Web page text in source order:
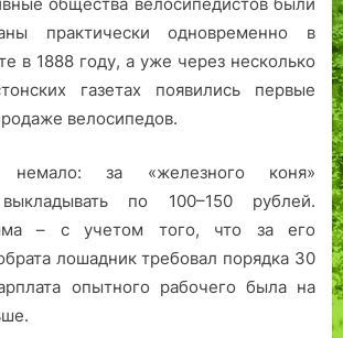
общества велосипедистов были
практически одновременно в
в 1888 году, а уже через несколько
газетах появились первые
велосипедов.
за «железного коня»
по 100–150 рублей.
– с учетом того, что за его
лошадник требовал порядка 30
опытного рабочего была на